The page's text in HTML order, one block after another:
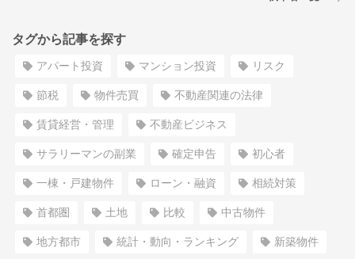
タグから記事を探す
アパート投資 マンション投資 リスク
節税 物件売買 不動産関連の法律
賃貸経営・管理 不動産ビジネス
サラリーマンの副業 確定申告 初心者
一棟・戸建物件 ローン・融資 相続対策
首都圏 土地 比較 中古物件
地方都市 統計・動向・ランキング 新築物件